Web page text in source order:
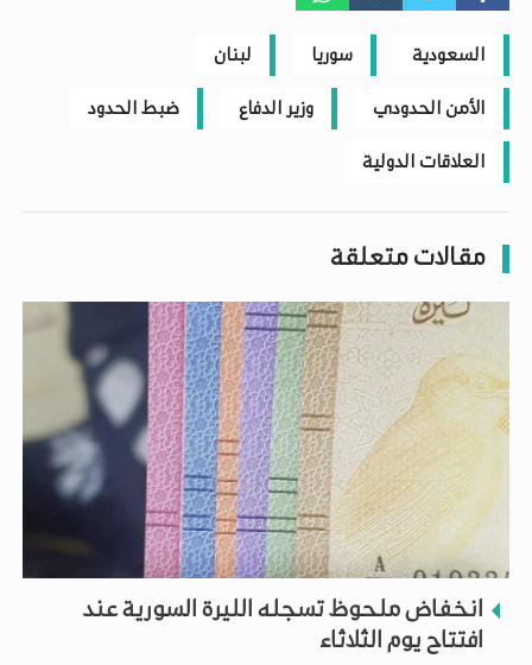
السعودية سوريا لبنان
الأمن الحدودي وزير الدفاع ضبط الحدود
العلاقات الدولية
مقالات متعلقة
انخفاض ملحوظ تسجله الليرة السورية عند
افتتاح يوم الثلاثاء